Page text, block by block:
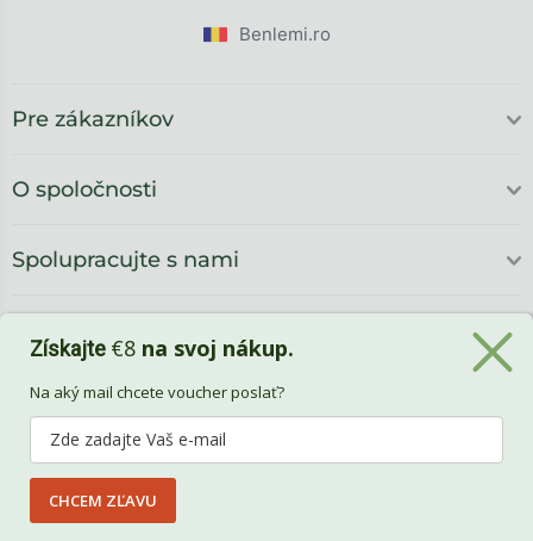
Benlemi.ro
Pre zákazníkov
O spoločnosti
Spolupracujte s nami
Získajte €8 na svoj nákup.
Na aký mail chcete voucher poslať?
CHCEM ZĽAVU